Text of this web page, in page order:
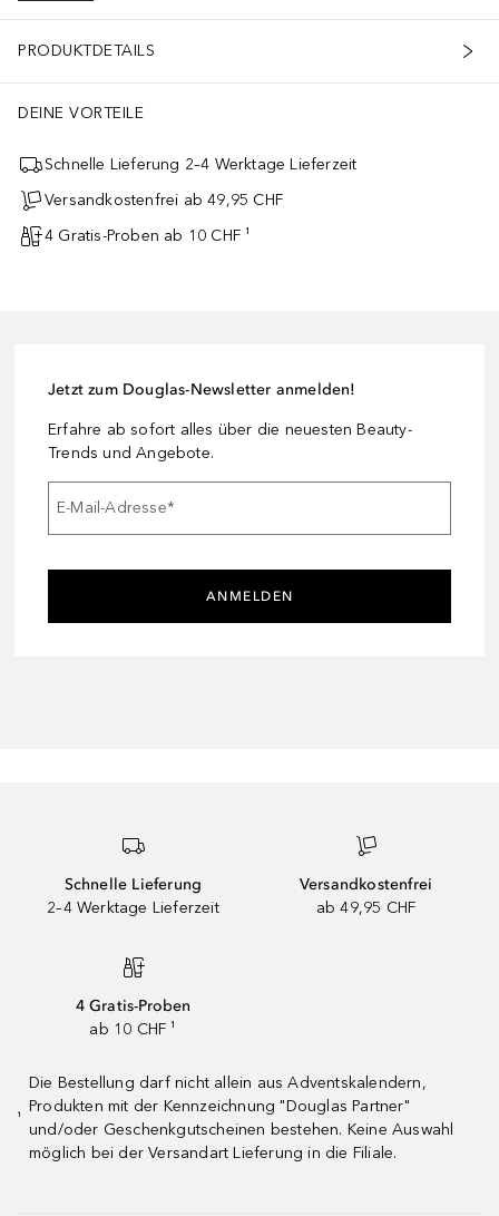
PRODUKTDETAILS
DEINE VORTEILE
Schnelle Lieferung 2–4 Werktage Lieferzeit
Versandkostenfrei ab 49,95 CHF
4 Gratis-Proben ab 10 CHF ¹
Jetzt zum Douglas-Newsletter anmelden!
Erfahre ab sofort alles über die neuesten Beauty-
Trends und Angebote.
E-Mail-Adresse*
ANMELDEN
Schnelle Lieferung
2–4 Werktage Lieferzeit
Versandkostenfrei
ab 49,95 CHF
4 Gratis-Proben
ab 10 CHF ¹
¹
Die Bestellung darf nicht allein aus Adventskalendern,
Produkten mit der Kennzeichnung "Douglas Partner"
und/oder Geschenkgutscheinen bestehen. Keine Auswahl
möglich bei der Versandart Lieferung in die Filiale.